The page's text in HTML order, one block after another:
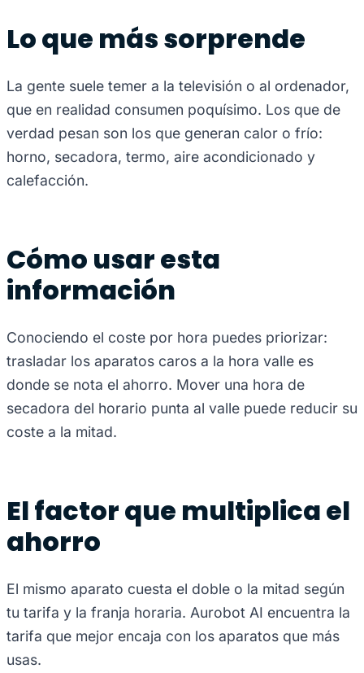
Lo que más sorprende
La gente suele temer a la televisión o al ordenador,
que en realidad consumen poquísimo. Los que de
verdad pesan son los que generan calor o frío:
horno, secadora, termo, aire acondicionado y
calefacción.
Cómo usar esta
información
Conociendo el coste por hora puedes priorizar:
trasladar los aparatos caros a la hora valle es
donde se nota el ahorro. Mover una hora de
secadora del horario punta al valle puede reducir su
coste a la mitad.
El factor que multiplica el
ahorro
El mismo aparato cuesta el doble o la mitad según
tu tarifa y la franja horaria. Aurobot AI encuentra la
tarifa que mejor encaja con los aparatos que más
usas.